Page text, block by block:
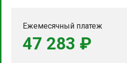
Ежемесячный платеж
47 283 ₽